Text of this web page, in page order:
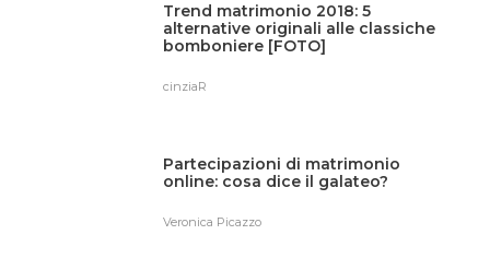
Trend matrimonio 2018: 5
alternative originali alle classiche
bomboniere [FOTO]
cinziaR
Partecipazioni di matrimonio
online: cosa dice il galateo?
Veronica Picazzo